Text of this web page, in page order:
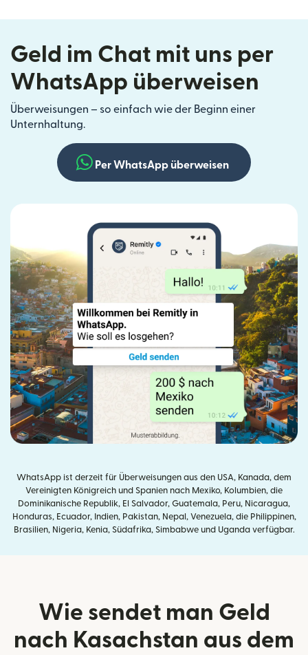
Geld im Chat mit uns per
WhatsApp überweisen
Überweisungen – so einfach wie der Beginn einer
Unternhaltung.
Per WhatsApp überweisen
WhatsApp ist derzeit für Überweisungen aus den USA, Kanada, dem
Vereinigten Königreich und Spanien nach Mexiko, Kolumbien, die
Dominikanische Republik, El Salvador, Guatemala, Peru, Nicaragua,
Honduras, Ecuador, Indien, Pakistan, Nepal, Venezuela, die Philippinen,
Brasilien, Nigeria, Kenia, Südafrika, Simbabwe und Uganda verfügbar.
Wie sendet man Geld
nach Kasachstan aus dem